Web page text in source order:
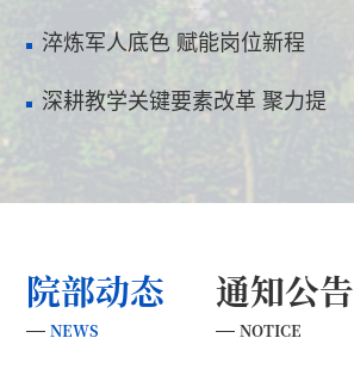
淬炼军人底色 赋能岗位新程
——武昌区2026年度安排工作退
深耕教学关键要素改革 聚力提
质育人——学校召开第十二次
院部动态
NEWS
通知公告
NOTICE